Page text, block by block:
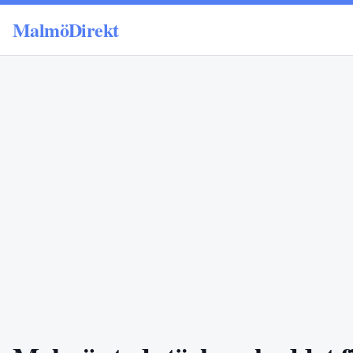
MalmöDirekt